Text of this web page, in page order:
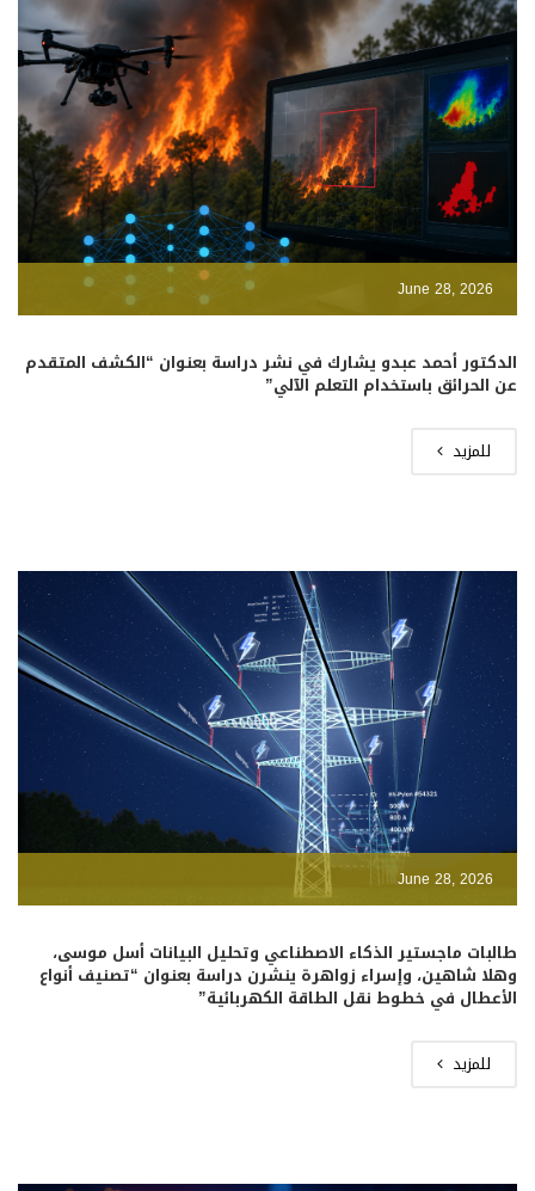
June 28, 2026
الدكتور أحمد عبدو يشارك في نشر دراسة بعنوان “الكشف المتقدم
عن الحرائق باستخدام التعلم الآلي”
للمزيد
June 28, 2026
طالبات ماجستير الذكاء الاصطناعي وتحليل البيانات أسل موسى،
وهلا شاهين، وإسراء زواهرة ينشرن دراسة بعنوان “تصنيف أنواع
الأعطال في خطوط نقل الطاقة الكهربائية”
للمزيد